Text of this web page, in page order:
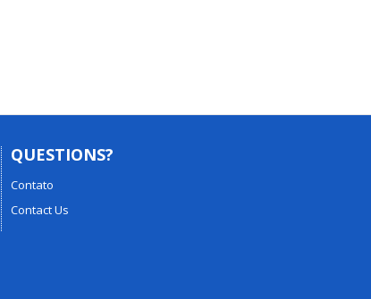
QUESTIONS?
Contato
Contact Us